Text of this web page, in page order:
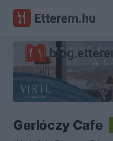
Gerlóczy Cafe